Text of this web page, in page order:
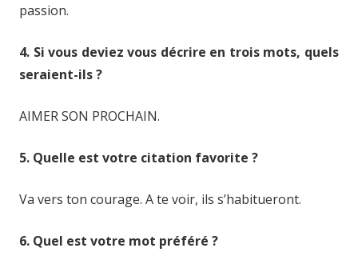
passion.
4. Si vous deviez vous décrire en trois mots, quels
seraient-ils ?
AIMER SON PROCHAIN.
5. Quelle est votre citation favorite ?
Va vers ton courage. A te voir, ils s’habitueront.
6. Quel est votre mot préféré ?